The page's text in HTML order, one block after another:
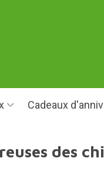
Cadeaux
des